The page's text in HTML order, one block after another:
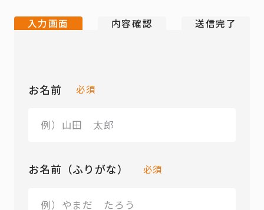
入力画面 内容確認 送信完了
お名前 必須
お名前（ふりがな） 必須